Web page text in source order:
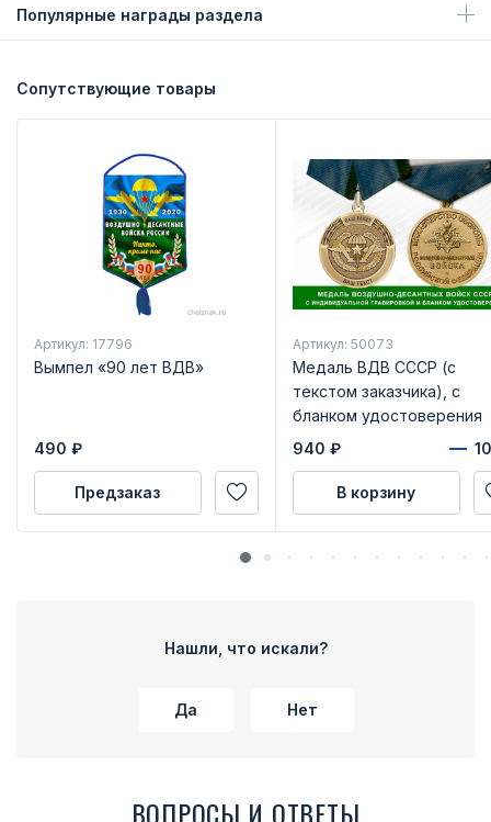
Популярные награды раздела
Сопутствующие товары
Артикул: 17796
Вымпел «90 лет ВДВ»
490 ₽
Предзаказ
Артикул: 50073
Медаль ВДВ СССР (с
текстом заказчика), с
бланком удостоверения
940 ₽
В корзину
Нашли, что искали?
Да Нет
ВОПРОСЫ И ОТВЕТЫ